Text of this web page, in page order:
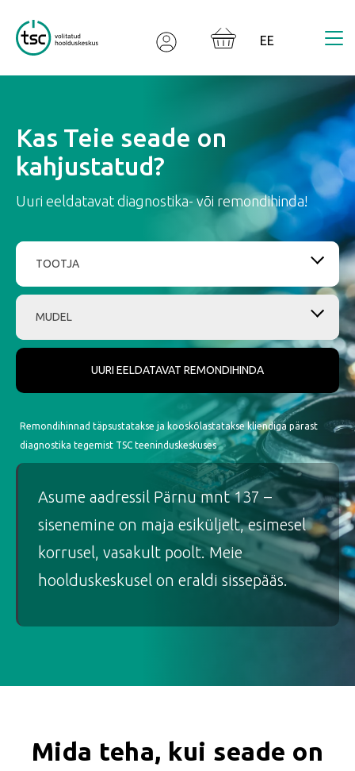
Kas Teie seade on
kahjustatud?
Uuri eeldatavat diagnostika- või remondihinda!
TOOTJA
MUDEL
UURI EELDATAVAT REMONDIHINDA
Remondihinnad täpsustatakse ja kooskõlastatakse kliendiga pärast
diagnostika tegemist TSC teeninduskeskuses
Asume aadressil Pärnu mnt 137 –
sisenemine on maja esiküljelt, esimesel
korrusel, vasakult poolt. Meie
hoolduskeskusel on eraldi sissepääs.
Mida teha, kui seade on